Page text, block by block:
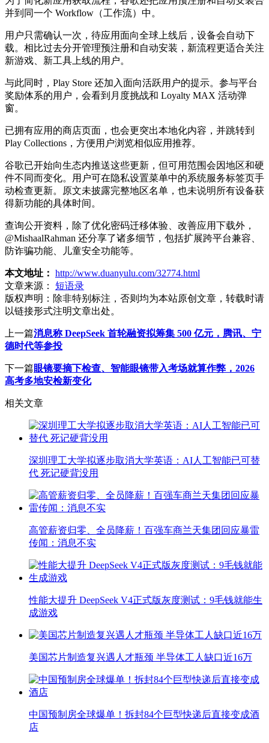
并到同一个 Workflow（工作流）中。
用户只需确认一次，待应用面向全球上线后，设备会自动下
载。相比过去分开管理预注册和自动安装，新流程更适合关注
新游戏、新工具上线的用户。
与此同时，Play Store 还加入面向活跃用户的提示。参与平台
奖励体系的用户，会看到月度挑战和 Loyalty MAX 活动弹
窗。
已拥有应用的商店页面，也会更突出本地化内容，并跳转到
Play Collections，方便用户浏览相似应用推荐。
谷歌已开始向生态内推送这些更新，但可用范围会因地区和硬
件不同而变化。用户可在隐私设置菜单中的系统服务标签页手
动检查更新。原文未披露完整地区名单，也未说明所有设备获
得新功能的具体时间。
查询公开资料，除了优化密码迁移体验、改善应用下载外，
@MishaalRahman 还分享了诸多细节，包括扩展跨平台兼容、
防诈骗功能、儿童安全功能等。
本文地址： http://www.duanyulu.com/32774.html
文章来源：
短语录
版权声明： 除非特别标注，否则均为本站原创文章，转载时请
以链接形式注明文章出处。
上一篇消息称 DeepSeek 首轮融资拟筹集 500 亿元，腾讯、宁
德时代等参投
下一篇眼镜要摘下检查、智能眼镜带入考场就算作弊，2026
高考多地安检新变化
相关文章
深圳理工大学拟逐步取消大学英语：AI人工智能已可替
代 死记硬背没用
高管薪资归零、全员降薪！百强车商兰天集团回应暴雷
传闻：消息不实
性能大提升 DeepSeek V4正式版灰度测试：9毛钱就能生
成游戏
美国芯片制造复兴遇人才瓶颈 半导体工人缺口近16万
中国预制房全球爆单！拆封84个巨型快递后直接变成酒
店